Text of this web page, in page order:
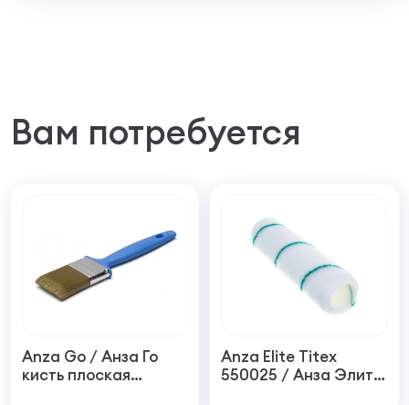
Вам потребуется
Anza Go / Анза Го
кисть плоская
Anza Elite Titex
550025 / Анза Элит